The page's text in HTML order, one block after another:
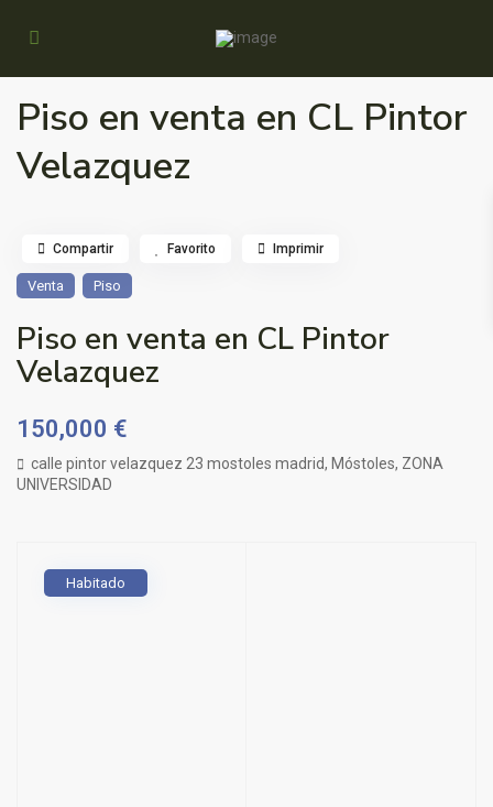
Piso en venta en CL Pintor
Velazquez
Venta Piso
Piso en venta en CL Pintor
Velazquez
150,000 €
calle pintor velazquez 23 mostoles madrid, Móstoles, ZONA
UNIVERSIDAD
Compartir Favorito Imprimir
Habitado